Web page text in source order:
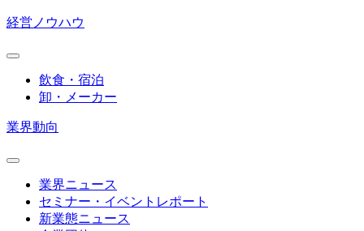
経営ノウハウ
飲食・宿泊
卸・メーカー
業界動向
業界ニュース
セミナー・イベントレポート
新業態ニュース